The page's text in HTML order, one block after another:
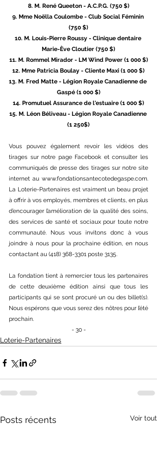
8. M. René Queeton - A.C.P.G. (750 $)
9. Mme Noëlla Coulombe - Club Social Féminin
(750 $)
10. M. Louis-Pierre Roussy - Clinique dentaire
Marie-Ève Cloutier (750 $)
11. M. Rommel Mirador - LM Wind Power (1 000 $)
12. Mme Patricia Boulay - Cliente Maxi (1 000 $)
13. M. Fred Matte - Légion Royale Canadienne de
Gaspé (1 000 $)
14. Promutuel Assurance de l'estuaire (1 000 $)
15. M. Léon Béliveau - Légion Royale Canadienne
(1 250$)
Vous pouvez également revoir les vidéos des
tirages sur notre page Facebook et consulter les
communiqués de presse des tirages sur notre site
internet au www.fondationsantecotedegaspe.com.
La Loterie-Partenaires est vraiment un beau projet
à offrir à vos employés, membres et clients, en plus
d’encourager l’amélioration de la qualité des soins,
des services de santé et sociaux pour toute notre
communauté. Nous vous invitons donc à vous
joindre à nous pour la prochaine édition, en nous
contactant au (418) 368-3301 poste 3135.
La fondation tient à remercier tous les partenaires
de cette deuxième édition ainsi que tous les
participants qui se sont procuré un ou des billet(s).
Nous espérons que vous serez des nôtres pour l’été
prochain.
- 30 -
Loterie-Partenaires
Posts récents Voir tout